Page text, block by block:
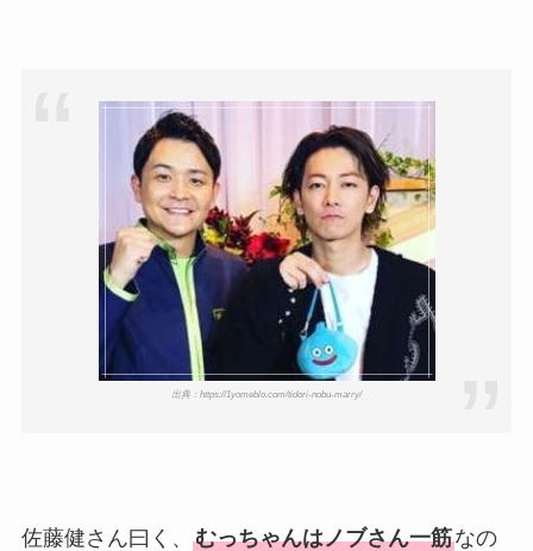
出典：https://1yomeblo.com/tidori-nobu-marry/
佐藤健さん曰く、 むっちゃんはノブさん一筋なの